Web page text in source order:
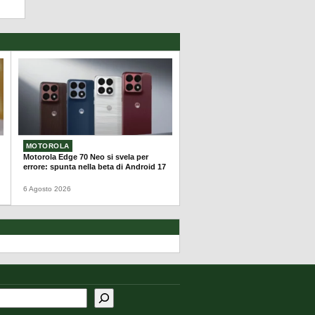
MOTOROLA
Motorola Edge 70 Neo si svela per
errore: spunta nella beta di Android 17
6 Agosto 2026